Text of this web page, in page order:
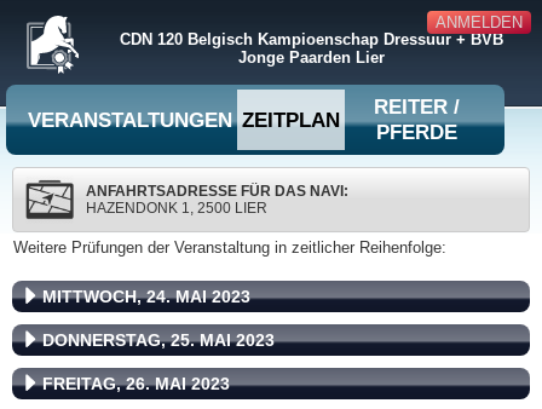
ANMELDEN
CDN 120 Belgisch Kampioenschap Dressuur + BVB
Jonge Paarden Lier
VERANSTALTUNGEN ZEITPLAN
REITER /
PFERDE
ANFAHRTSADRESSE FÜR DAS NAVI:
HAZENDONK 1, 2500 LIER
Weitere Prüfungen der Veranstaltung in zeitlicher Reihenfolge:
MITTWOCH, 24. MAI 2023
DONNERSTAG, 25. MAI 2023
FREITAG, 26. MAI 2023